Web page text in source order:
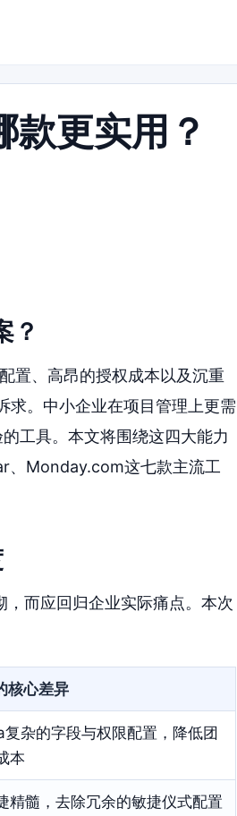
更实用？
？
置、高昂的授权成本以及沉重
求。中小企业在项目管理上更需
工具。本文将围绕这四大能力
、Monday.com这七款主流工
而应回归企业实际痛点。本次
核心差异
杂的字段与权限配置，降低团
本
精髓，去除冗余的敏捷仪式配置